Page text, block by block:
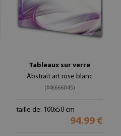
Tableaux sur verre
Abstrait art rose blanc
(#46666045)
taille de: 100x50 cm
94.99 €